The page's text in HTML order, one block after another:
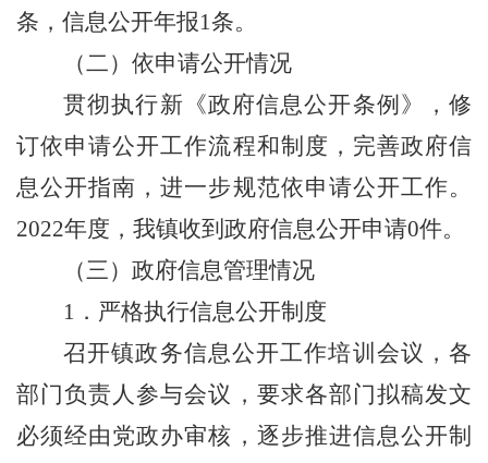
条，信息公开年报1条。
（二）依申请公开情况
贯彻执行新《政府信息公开条例》，修
订依申请公开工作流程和制度，完善政府信
息公开指南，进一步规范依申请公开工作。
2022年度，我镇收到政府信息公开申请0件。
（三）政府信息管理情况
1 ．严格执行信息公开制度
召开镇政务信息公开工作培训会议，各
部门负责人参与会议，要求各部门拟稿发文
必须经由党政办审核，逐步推进信息公开制